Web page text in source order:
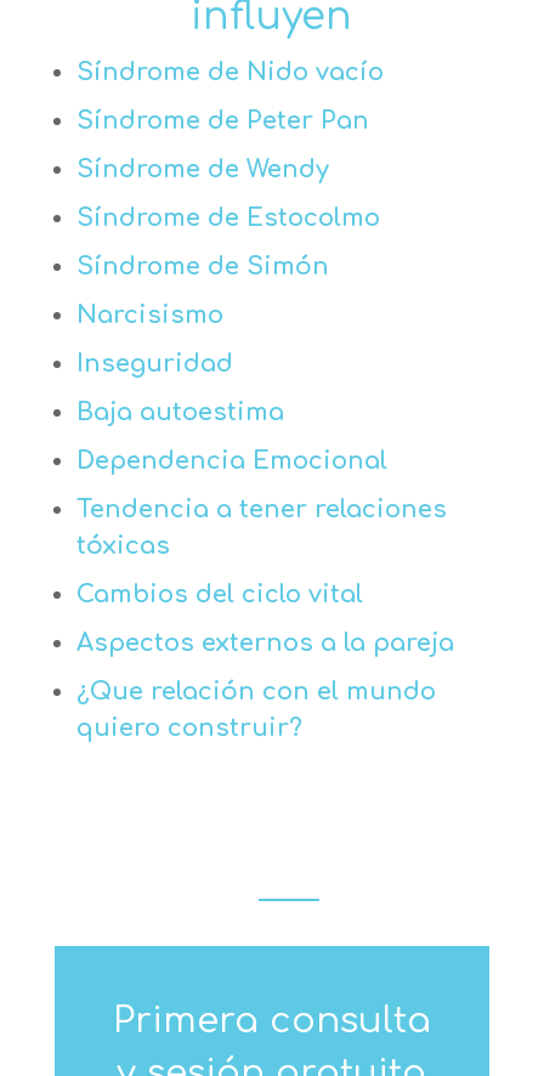
influyen
Síndrome de Nido vacío
Síndrome de Peter Pan
Síndrome de Wendy
Síndrome de Estocolmo
Síndrome de Simón
Narcisismo
Inseguridad
Baja autoestima
Dependencia Emocional
Tendencia a tener relaciones
tóxicas
Cambios del ciclo vital
Aspectos externos a la pareja
¿Que relación con el mundo
quiero construir?
Primera consulta